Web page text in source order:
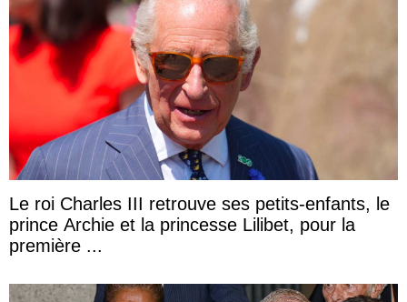
Le roi Charles III retrouve ses petits-enfants, le
prince Archie et la princesse Lilibet, pour la
première ...